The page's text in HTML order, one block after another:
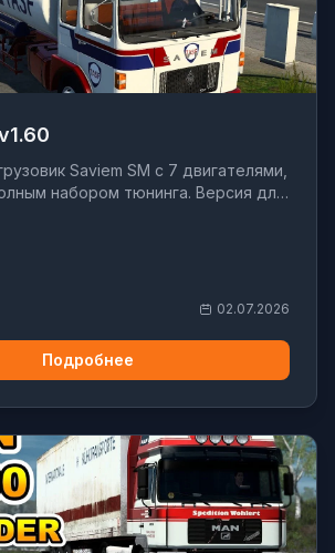
Saviem SM с 7 двигателями,
набором тюнинга. Версия для
02.07.2026
Подробнее